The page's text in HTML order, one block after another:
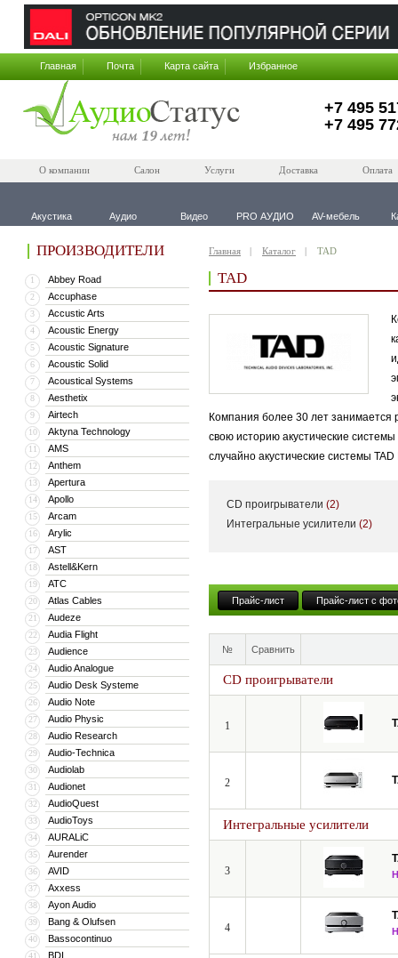
Главная Почта Карта сайта Избранное
+7 495
+7 495
О компании Салон Услуги Доставка Оплата
Акустика Аудио Видео PRO АУДИО AV-мебель
ПРОИЗВОДИТЕЛИ
1 Abbey Road
2 Accuphase
3 Accustic Arts
4 Acoustic Energy
5 Acoustic Signature
6 Acoustic Solid
7 Acoustical Systems
8 Aesthetix
9 Airtech
10 Aktyna Technology
11 AMS
12 Anthem
13 Apertura
14 Apollo
15 Arcam
16 Arylic
17 AST
18 Astell&Kern
19 ATC
20 Atlas Cables
21 Audeze
22 Audia Flight
23 Audience
24 Audio Analogue
25 Audio Desk Systeme
26 Audio Note
27 Audio Physic
28 Audio Research
29 Audio-Technica
30 Audiolab
31 Audionet
32 AudioQuest
33 AudioToys
34 AURALiC
35 Aurender
36 AVID
37 Axxess
38 Ayon Audio
39 Bang & Olufsen
40 Bassocontinuo
41 BDI
Главная Каталог TAD
TAD
Компания более 30 лет занимается
свою историю акустические
случайно акустические системы
CD проигрыватели (2)
Интегральные усилители (2)
Прайс-лист Прайс-лист с
№ Сравнить
CD проигрыватели
1
2
Интегральные усилители
3
4